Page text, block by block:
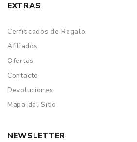
EXTRAS
Cerfiticados de Regalo
Afiliados
Ofertas
Contacto
Devoluciones
Mapa del Sitio
NEWSLETTER